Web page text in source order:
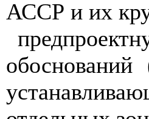
АССР и их
предпроектн
обоснований
устанавливаю